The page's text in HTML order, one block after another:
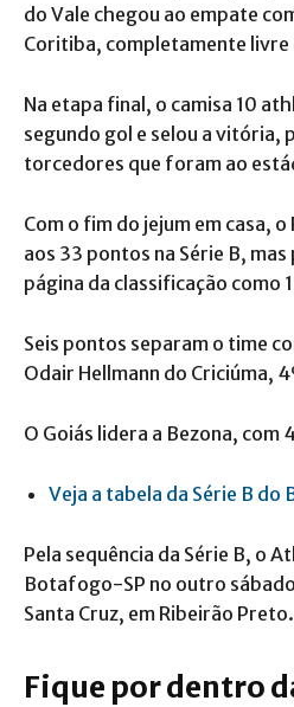
do Vale chegou ao empate
Coritiba, completamente livre
Na etapa final, o camisa 10
segundo gol e selou a vitória,
torcedores que foram ao
Com o fim do jejum em casa,
aos 33 pontos na Série B,
página da classificação como
Seis pontos separam o time
Odair Hellmann do Criciúma,
O Goiás lidera a Bezona, com
Veja a tabela da Série B do
Pela sequência da Série B, o
Botafogo-SP no outro
Santa Cruz, em Ribeirão Preto.
Fique por dentro